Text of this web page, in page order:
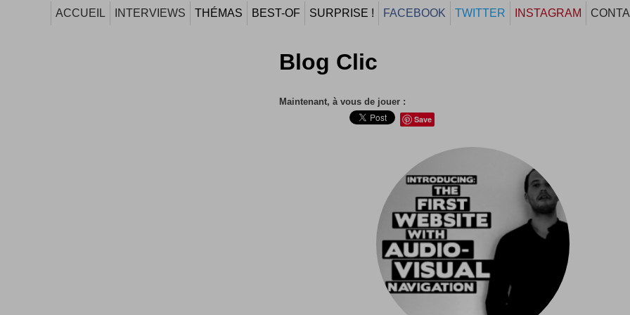
ACCUEIL INTERVIEWS THÉMAS BEST-OF SURPRISE ! FACEBOOK TWITTER INSTAGRAM
Blog Clic
Maintenant, à vous de jouer :
Save